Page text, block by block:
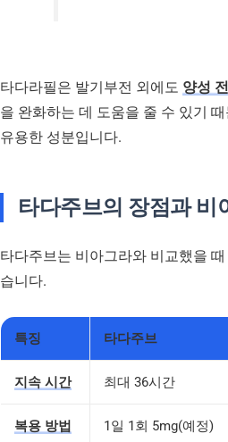
타다라필은 발기부전 외에도 양성
을 완화하는 데 도움을 줄 수 있기
유용한 성분입니다.
타다주브의 장점과 비
타다주브는 비아그라와 비교했을
습니다.
특징 타다주브
지속 시간 최대 36시간
복용 방법 1일 1회 5mg(예정)